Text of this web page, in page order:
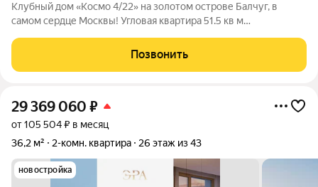
Клубный дом «Космо 4/22» на золотом острове Балчуг, в
самом сердце Москвы! Угловая квартира 51.5 кв м
себе статус , приватность и комфорт в самом сердце
исторической Москвы : Высокий статус :
Позвонить
29 369 060 ₽
от 105 504 ₽ в месяц
36,2 м²
2-комн. квартира 26 этаж из 43
новостройка